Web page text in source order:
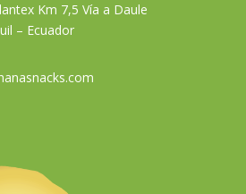
Km 7,5 Vía a Daule
– Ecuador